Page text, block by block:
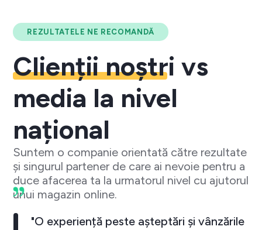
REZULTATELE NE RECOMANDĂ
Clienții noștri vs
media la nivel
național
Suntem o companie orientată către rezultate
și singurul partener de care ai nevoie pentru a
duce afacerea ta la urmatorul nivel cu ajutorul
unui magazin online.
"O experiență peste așteptări și vânzările